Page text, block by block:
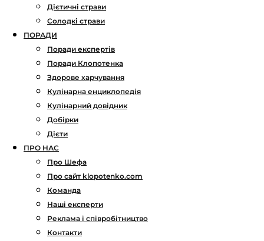
Дієтичні страви
Солодкі страви
ПОРАДИ
Поради експертів
Поради Клопотенка
Здорове харчування
Кулінарна енциклопедія
Кулінарний довідник
Добірки
Дієти
ПРО НАС
Про Шефа
Про сайт klopotenko.com
Команда
Наші експерти
Реклама і співробітництво
Контакти